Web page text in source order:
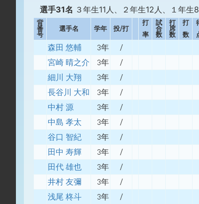
選手31名 ３年生11人、２年生12人、１年生
背
番
号
選手名 学年 投/打
打
率
試
合
数
打
席
数
打
数
森田 悠輔 3年
/
宮崎 晴之介
3年
/
細川 大翔
3年
/
長谷川 大和
3年
/
中村 源
3年
/
中島 孝太
3年
/
谷口 智紀
3年
/
田中 寿輝
3年
/
田代 雄也
3年
/
井村 友彌
3年
/
浅尾 柊斗
3年
/